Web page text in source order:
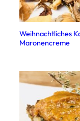
Weihnachtliches
Maronencreme